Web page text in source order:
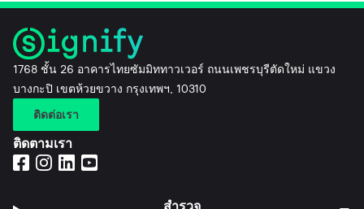
1768 ชั้น 26 อาคารไทยซัมมิททาวเวอร์ ถนนเพชรบุรีตัดใหม่ แขวง
บางกะปิ เขตห้วยขวาง กรุงเทพฯ, 10310
ติดต่อเรา
ติดตามเรา